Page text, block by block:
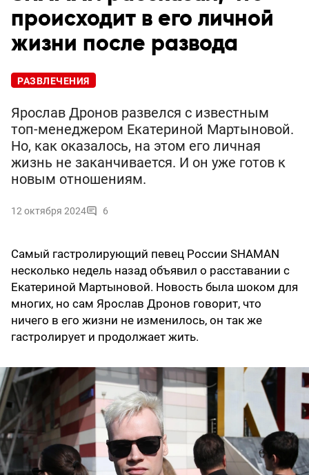
происходит в его личной
жизни после развода
РАЗВЛЕЧЕНИЯ
Ярослав Дронов развелся с известным
топ-менеджером Екатериной Мартыновой.
Но, как оказалось, на этом его личная
жизнь не заканчивается. И он уже готов к
новым отношениям.
12 октября 2024 6
Самый гастролирующий певец России SHAMAN
несколько недель назад объявил о расставании с
Екатериной Мартыновой. Новость была шоком для
многих, но сам Ярослав Дронов говорит, что
ничего в его жизни не изменилось, он так же
гастролирует и продолжает жить.